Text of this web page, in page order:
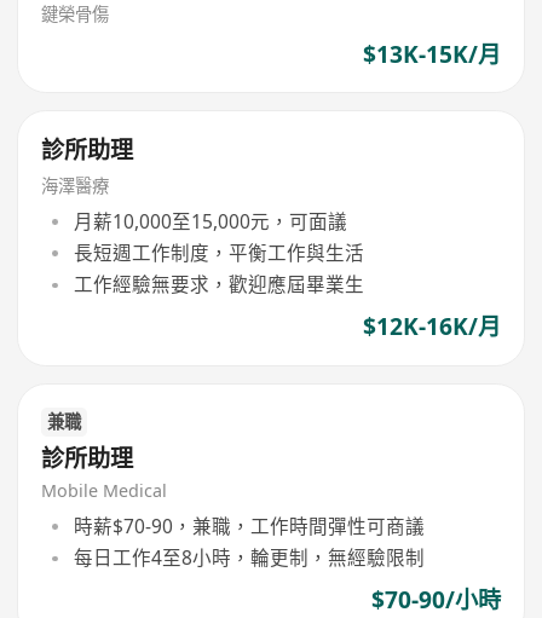
鍵榮骨傷
$13K-15K/月
診所助理
海澤醫療
月薪10,000至15,000元，可面議
長短週工作制度，平衡工作與生活
工作經驗無要求，歡迎應屆畢業生
$12K-16K/月
兼職
診所助理
Mobile Medical
時薪$70-90，兼職，工作時間彈性可商議
每日工作4至8小時，輪更制，無經驗限制
$70-90/小時